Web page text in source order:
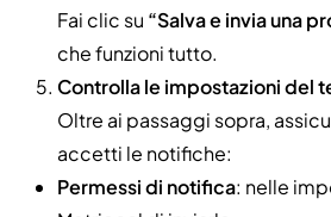
Fai clic su “Salva e invia una
che funzioni tutto.
Controlla le impostazioni del
Oltre ai passaggi sopra,
accetti le notifiche:
Permessi di notifica: nelle